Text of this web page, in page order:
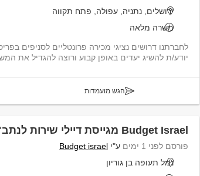
ירושלים, נתניה, עפולה, פתח תקווה
משרה מלאה
יודע/ת להשיג יעדים באופן קבוע ורוצה להגדיל את
הגש מועמדות
Budget Israel מגייסת דיילי שירות לנתב"ג - 24/7!
פורסם לפני 1 ימים ע"י Budget israel
נמל תעופה בן גוריון